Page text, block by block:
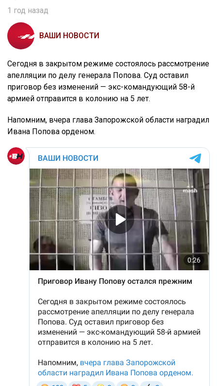
1 год назад
ВАШИ НОВОСТИ
Сегодня в закрытом режиме состоялось рассмотрение
апелляции по делу генерала Попова. Суд оставил
приговор без изменений — экс-командующий 58-й
армией отправится в колонию на 5 лет.
Напомним, вчера глава Запорожской области наградил
Ивана Попова орденом.